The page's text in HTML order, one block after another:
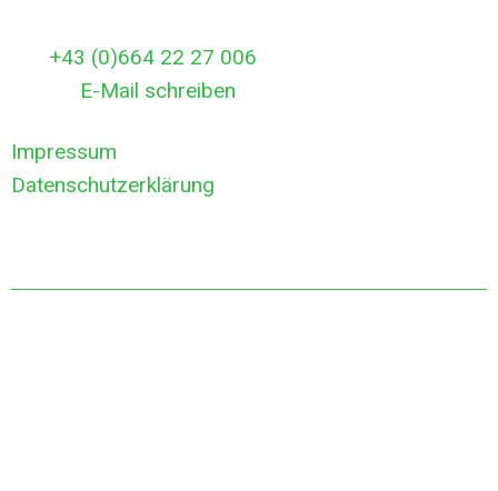
+43 (0)664 22 27 006
E-Mail schreiben
Impressum
Datenschutzerklärung